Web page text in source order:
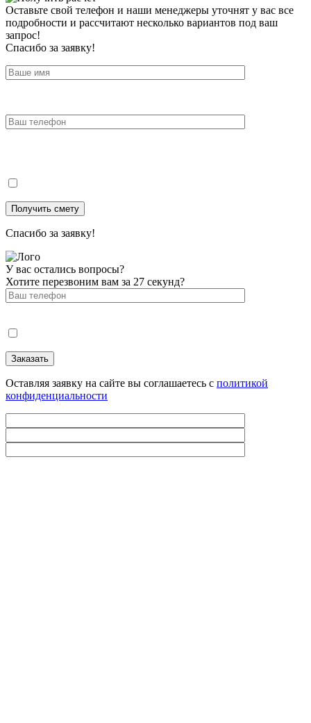
Оставьте свой телефон и наши менеджеры уточнят у вас все
подробности и рассчитают несколько вариантов под ваш
запрос!
Спасибо за заявку!
Спасибо за заявку!
У вас остались вопросы?
Хотите перезвоним вам за 27 секунд?
Оставляя заявку на сайте вы соглашаетесь с политикой
конфиденциальности